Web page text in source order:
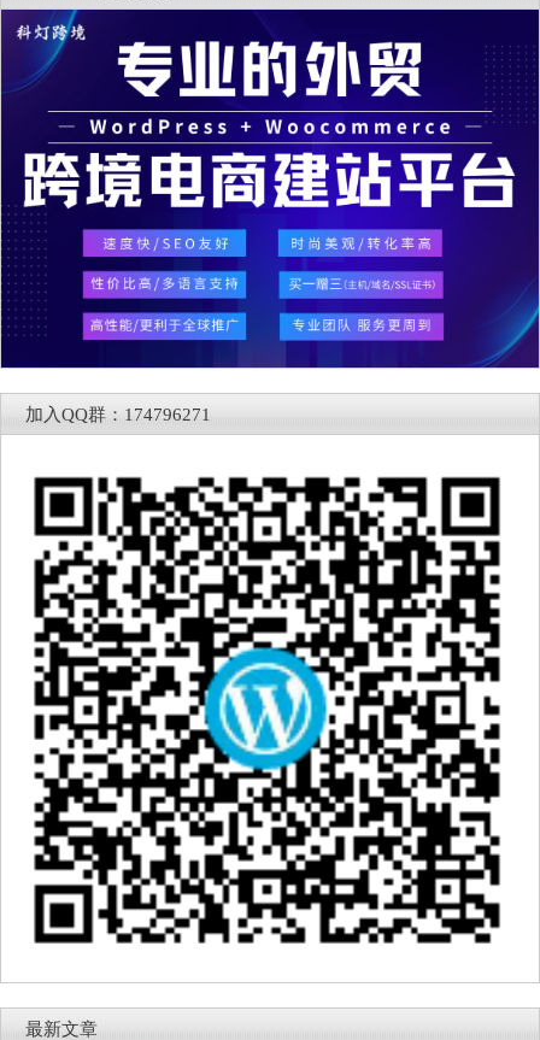
加入QQ群：174796271
最新文章